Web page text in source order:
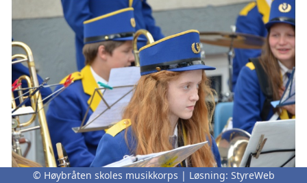
© Høybråten skoles musikkorps | Løsning: StyreWeb